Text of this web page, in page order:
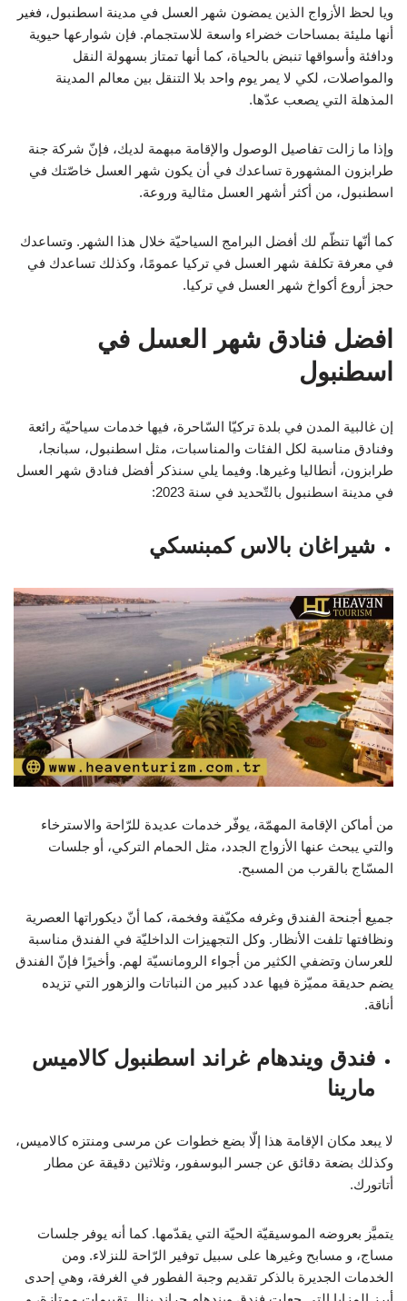
ويا لحظ الأزواج الذين يمضون شهر العسل في مدينة اسطنبول، فغير
أنها مليئة بمساحات خضراء واسعة للاستجمام. فإن شوارعها حيوية
ودافئة وأسواقها تنبض بالحياة، كما أنها تمتاز بسهولة النقل
والمواصلات، لكي لا يمر يوم واحد بلا التنقل بين معالم المدينة
المذهلة التي يصعب عدّها.
وإذا ما زالت تفاصيل الوصول والإقامة مبهمة لديك، فإنّ شركة جنة
طرابزون المشهورة تساعدك في أن يكون شهر العسل خاصّتك في
اسطنبول، من أكثر أشهر العسل مثالية وروعة.
كما أنّها تنظّم لك أفضل البرامج السياحيّة خلال هذا الشهر. وتساعدك
في معرفة تكلفة شهر العسل في تركيا عمومًا، وكذلك تساعدك في
حجز أروع أكواخ شهر العسل في تركيا.
افضل فنادق شهر العسل في
اسطنبول
إن غالبية المدن في بلدة تركيّا السّاحرة، فيها خدمات سياحيّة رائعة
وفنادق مناسبة لكل الفئات والمناسبات، مثل اسطنبول، سبانجا،
طرابزون، أنطاليا وغيرها. وفيما يلي سنذكر أفضل فنادق شهر العسل
في مدينة اسطنبول بالتّحديد في سنة 2023:
شيراغان بالاس كمبنسكي
من أماكن الإقامة المهمّة، يوفّر خدمات عديدة للرّاحة والاسترخاء
والتي يبحث عنها الأزواج الجدد، مثل الحمام التركي، أو جلسات
المسّاج بالقرب من المسبح.
جميع أجنحة الفندق وغرفه مكيّفة وفخمة، كما أنّ ديكوراتها العصرية
ونظافتها تلفت الأنظار. وكل التجهيزات الداخليّة في الفندق مناسبة
للعرسان وتضفي الكثير من أجواء الرومانسيّة لهم. وأخيرًا فإنّ الفندق
يضم حديقة مميّزة فيها عدد كبير من النباتات والزهور التي تزيده
أناقة.
فندق ويندهام غراند اسطنبول كالاميس
مارينا
لا يبعد مكان الإقامة هذا إلّا بضع خطوات عن مرسى ومنتزه كالاميس،
وكذلك بضعة دقائق عن جسر البوسفور، وثلاثين دقيقة عن مطار
أتاتورك.
يتميَّز بعروضه الموسيقيّة الحيّة التي يقدّمها. كما أنه يوفر جلسات
مساج، و مسابح وغيرها على سبيل توفير الرّاحة للنزلاء. ومن
الخدمات الجديرة بالذكر تقديم وجبة الفطور في الغرفة، وهي إحدى